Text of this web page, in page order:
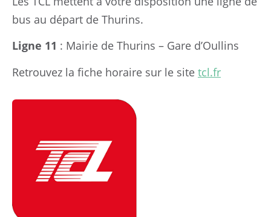
bus au départ de Thurins.
Ligne 11 : Mairie de Thurins – Gare d’Oullins
Retrouvez la fiche horaire sur le sitetcl.fr